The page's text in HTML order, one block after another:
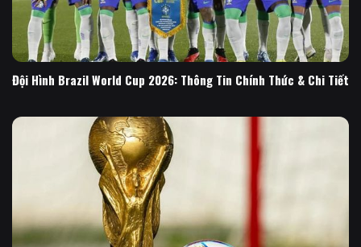
Đội Hình Brazil World Cup 2026: Thông Tin Chính Thức & Chi Tiết